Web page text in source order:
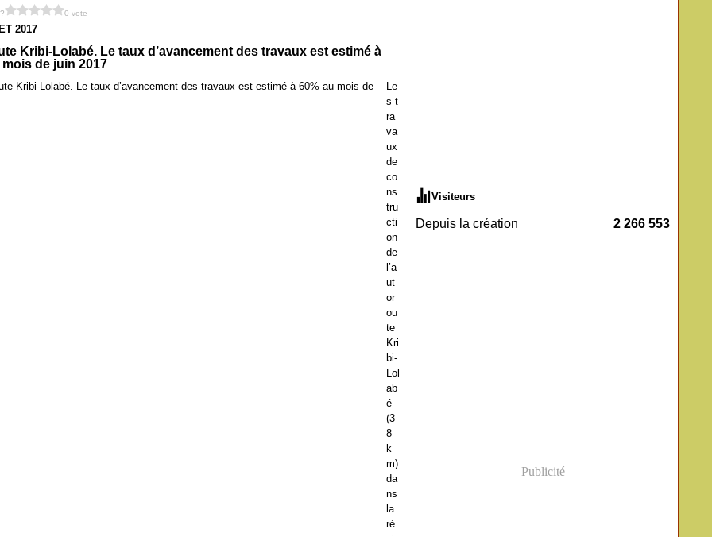
0 vote
2017
Kribi-Lolabé. Le taux d’avancement des travaux est estimé à
mois de juin 2017
Le
s t
ra
va
ux
de
co
ns
tru
cti
on
de
l’a
ut
or
ou
te
Kri
bi-
Lol
ab
é
(3
8
k
m)
da
ns
la
ré
Visiteurs
Depuis la création 2 266 553
Publicité